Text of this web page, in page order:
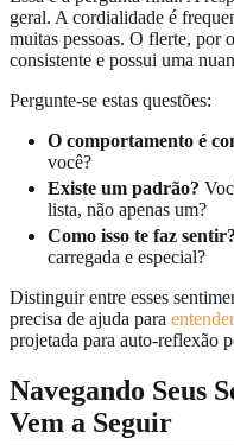
geral. A cordialidade é
muitas pessoas. O flerte, por
consistente e possui uma
Pergunte-se estas questões:
O comportamento é
você?
Existe um padrão?
lista, não apenas um?
Como isso te faz sentir?
carregada e especial?
Distinguir entre esses
precisa de ajuda para
projetada para auto-reflexão
Navegando Seus
Vem a Seguir